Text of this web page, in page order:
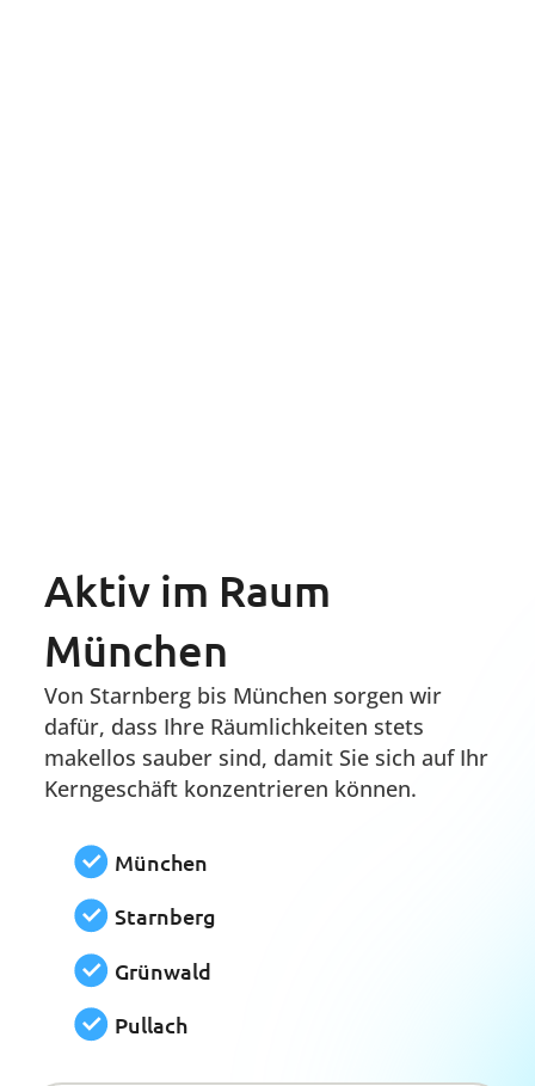
Anspruch nehmen, ist unser
Arbeitsumfeld deutlich angenehmer
geworden. Wir schätzen ihre
Professionalität und Zuverlässigkeit
sehr.
Açikgöz Ugur
Subway
Wir können mehr...
Mit der Grundreinigung allein ist es oft nicht
getan. Deshalb bieten wir umfassende Zusatz-